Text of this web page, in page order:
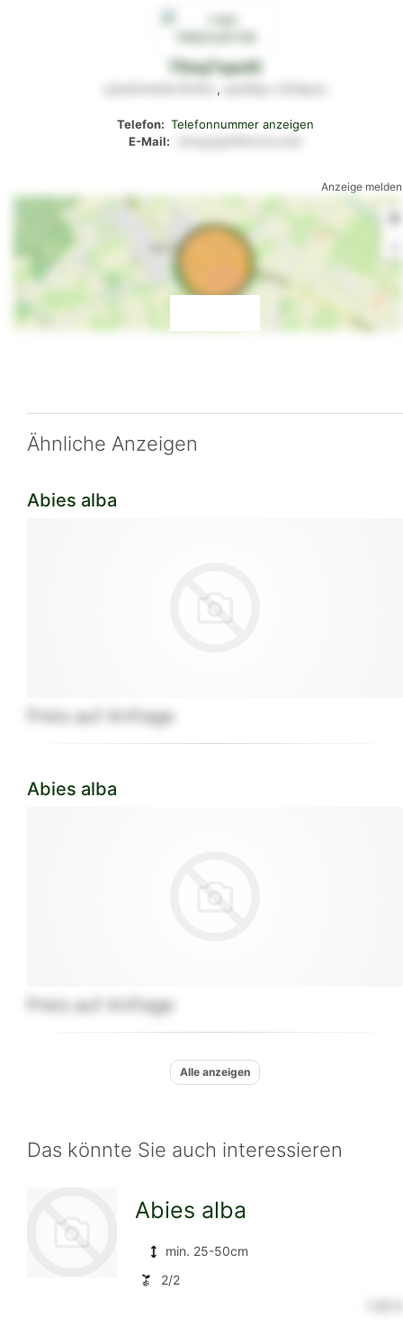
Ähnliche Anzeigen
Abies alba
Preis auf Anfrage
Abies alba
Preis auf Anfrage
Alle anzeigen
70sq7xpol0
,
Telefon: Telefonnummer anzeigen
E-Mail:
Anzeige melden
+
Das könnte Sie auch interessieren
Abies alba
min. 25-50cm
2/2